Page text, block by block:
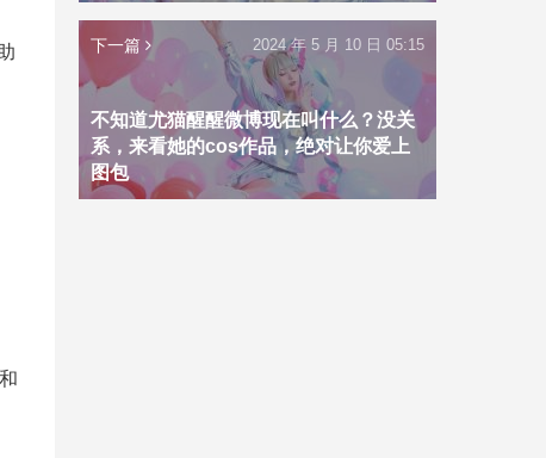
下一篇
不知道尤猫醒醒微博现在叫什么？没关
系，来看她的cos作品，绝对让你爱上
图包
2024 年 5 月 10 日 05:15